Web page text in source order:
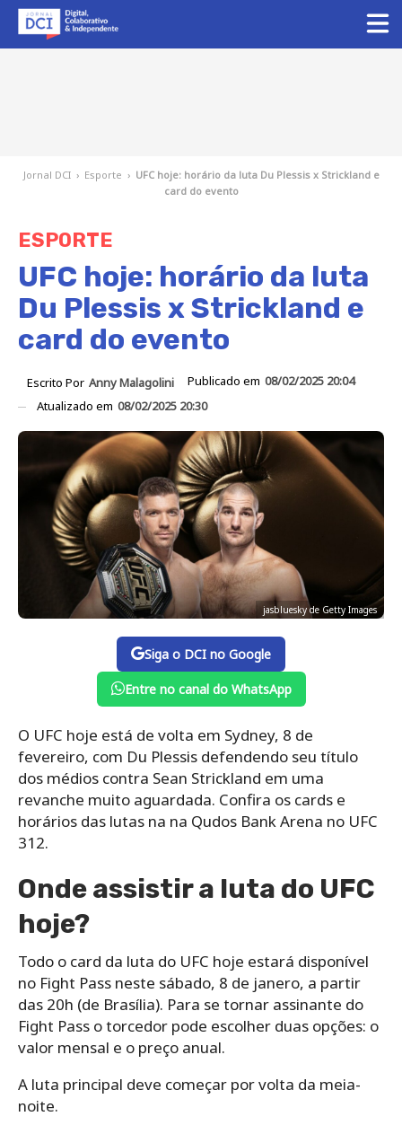
Jornal DCI › Esporte › UFC hoje: horário da luta Du Plessis x Strickland e
card do evento
ESPORTE
UFC hoje: horário da luta
Du Plessis x Strickland e
card do evento
Escrito Por Anny Malagolini Publicado em 08/02/2025 20:04
Atualizado em 08/02/2025 20:30
jasbluesky de Getty Images
Siga o DCI no Google
Entre no canal do WhatsApp
O UFC hoje está de volta em Sydney, 8 de
fevereiro, com Du Plessis defendendo seu título
dos médios contra Sean Strickland em uma
revanche muito aguardada. Confira os cards e
horários das lutas na na Qudos Bank Arena no UFC
312.
Onde assistir a luta do UFC
hoje?
Todo o card da luta do UFC hoje estará disponível
no Fight Pass neste sábado, 8 de janero, a partir
das 20h (de Brasília). Para se tornar assinante do
Fight Pass o torcedor pode escolher duas opções: o
valor mensal e o preço anual.
A luta principal deve começar por volta da meia-
noite.